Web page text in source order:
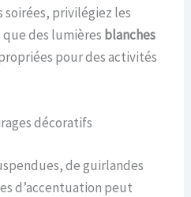
soirées, privilégiez les
que des lumières blanches
pour des activités
décoratifs
de guirlandes
d’accentuation peut